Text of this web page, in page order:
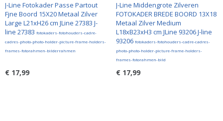
J-Line Fotokader Passe Partout
Fjne Boord 15X20 Metaal Zilver
Large L21xH26 cm JLine 27383 J-
line 27383 fotokaders-fotohouders-cadre-
cadres-photo-photo-holder-picture-frame-holders-
frames-fotorahmen-bilderrahmen
€ 17,99
J-Line Middengrote Zilveren
FOTOKADER BREDE BOORD 13X18
Metaal Zilver Medium
L18xB23xH3 cm JLine 93206 J-line
93206 fotokaders-fotohouders-cadre-cadres-
photo-photo-holder-picture-frame-holders-
frames-fotorahmen-bild
€ 17,99